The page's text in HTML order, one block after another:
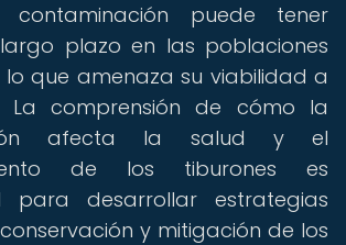
contaminación puede tener
plazo en las poblaciones
lo que amenaza su viabilidad a
La comprensión de cómo la
afecta la salud y el
de los tiburones es
para desarrollar estrategias
y mitigación de los